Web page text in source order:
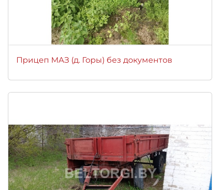
Прицеп МАЗ (д. Горы) без документов